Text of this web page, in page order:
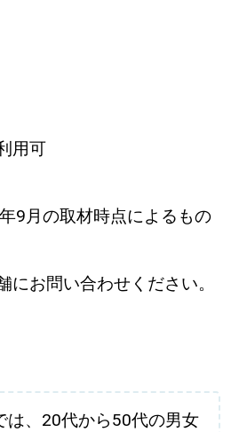
用可
9月の取材時点によるもの
お問い合わせください。
は、20代から50代の男女